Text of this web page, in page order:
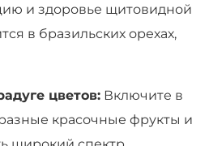
и здоровье щитовидной
в бразильских орехах,
цветов: Включите в
красочные фрукты и